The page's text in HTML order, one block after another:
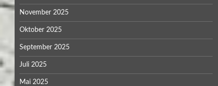
November 2025
Oktober 2025
September 2025
Juli 2025
Mai 2025